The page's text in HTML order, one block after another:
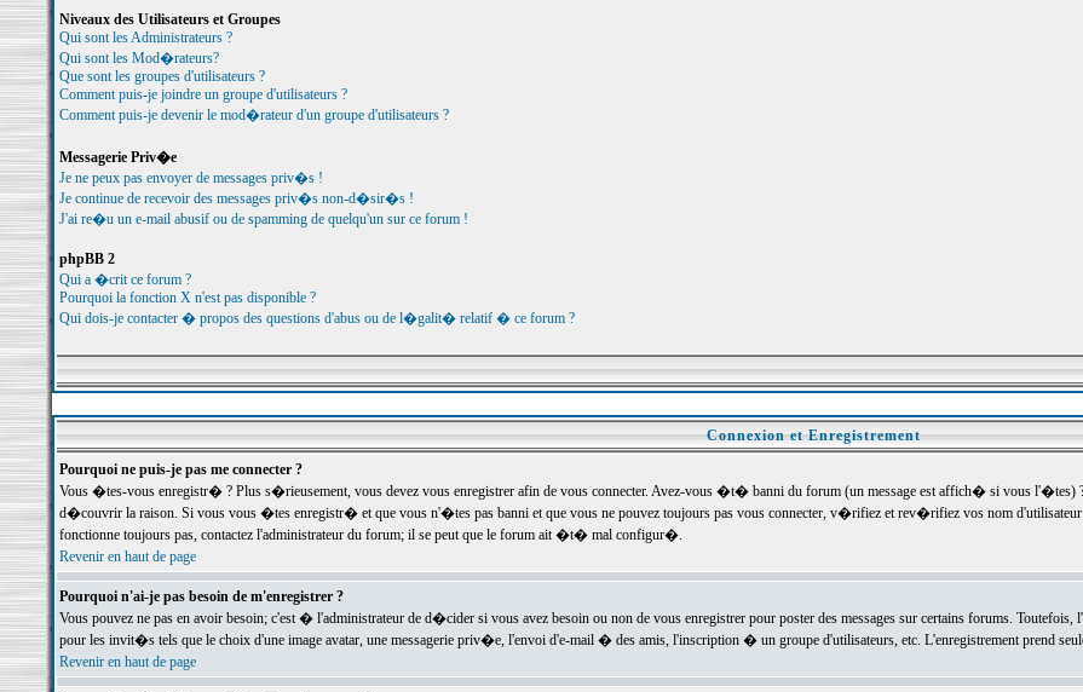
Niveaux des Utilisateurs et Groupes
Qui sont les Administrateurs ?
Qui sont les Mod�rateurs?
Que sont les groupes d'utilisateurs ?
Comment puis-je joindre un groupe d'utilisateurs ?
Comment puis-je devenir le mod�rateur d'un groupe d'utilisateurs ?
Messagerie Priv�e
Je ne peux pas envoyer de messages priv�s !
Je continue de recevoir des messages priv�s non-d�sir�s !
J'ai re�u un e-mail abusif ou de spamming de quelqu'un sur ce forum !
phpBB 2
Qui a �crit ce forum ?
Pourquoi la fonction X n'est pas disponible ?
Qui dois-je contacter � propos des questions d'abus ou de l�galit� relatif � ce forum ?
Connexion et Enregistrement
Pourquoi ne puis-je pas me connecter ?
Vous �tes-vous enregistr� ? Plus s�rieusement, vous devez vous enregistrer afin de vous connecter. Avez-vous �t� banni du forum (un message est affich� si vous l'�tes)
d�couvrir la raison. Si vous vous �tes enregistr� et que vous n'�tes pas banni et que vous ne pouvez toujours pas vous connecter, v�rifiez et rev�rifiez vos nom
fonctionne toujours pas, contactez l'administrateur du forum; il se peut que le forum ait �t� mal configur�.
Revenir en haut de page
Pourquoi n'ai-je pas besoin de m'enregistrer ?
Vous pouvez ne pas en avoir besoin; c'est � l'administrateur de d�cider si vous avez besoin ou non de vous enregistrer pour poster des messages sur certains forums.
pour les invit�s tels que le choix d'une image avatar, une messagerie priv�e, l'envoi d'e-mail � des amis, l'inscription � un groupe d'utilisateurs, etc. L'enregistrement prend
Revenir en haut de page